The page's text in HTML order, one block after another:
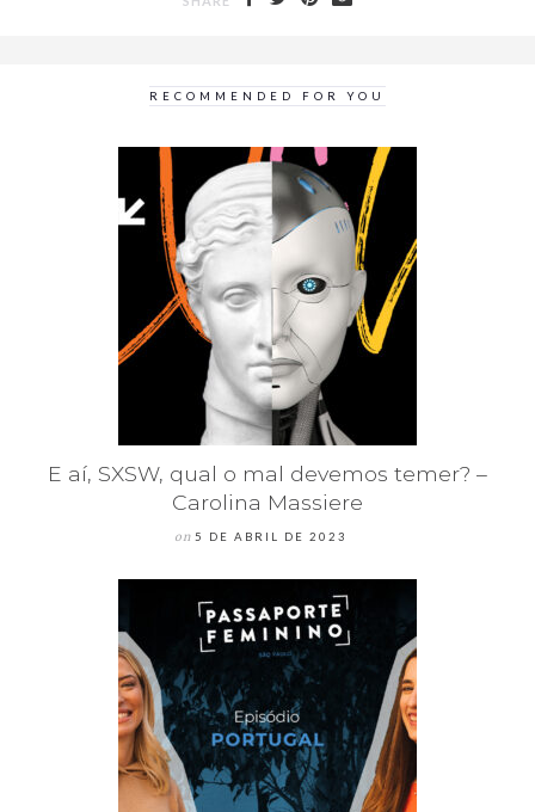
RECOMMENDED FOR YOU
E aí, SXSW, qual o mal devemos temer? –
Carolina Massiere
on 5 DE ABRIL DE 2023